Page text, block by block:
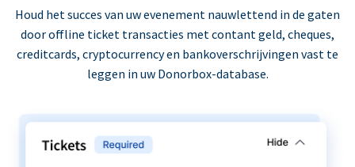
Houd het succes van uw evenement nauwlettend in de gaten
door offline ticket transacties met contant geld, cheques,
creditcards, cryptocurrency en bankoverschrijvingen vast te
leggen in uw Donorbox-database.